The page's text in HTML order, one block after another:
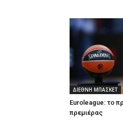
ΔΙΕΘΝΗ ΜΠΑΣΚΕΤ
Euroleague: το
πρεμιέρας